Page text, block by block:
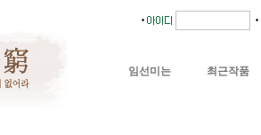
임선미는 최근작품